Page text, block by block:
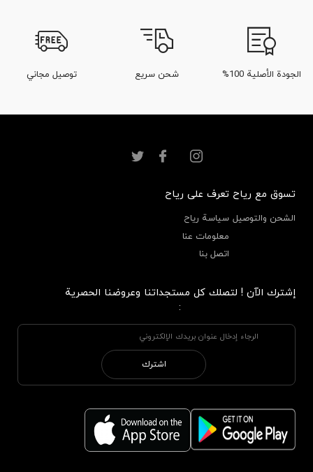
الجودة الأصلية 100% شحن سريع توصيل مجاني
تسوق مع رياح
الشحن والتوصيل
تعرف على رياح
سياسة رياح
معلومات عنا
اتصل بنا
إشترك الآن ! لتصلك كل مستجداتنا وعروضنا الحصرية
:
اشترك